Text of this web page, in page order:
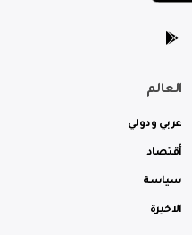
العالم
عربي ودولي
أقتصاد
سياسة
الاخيرة